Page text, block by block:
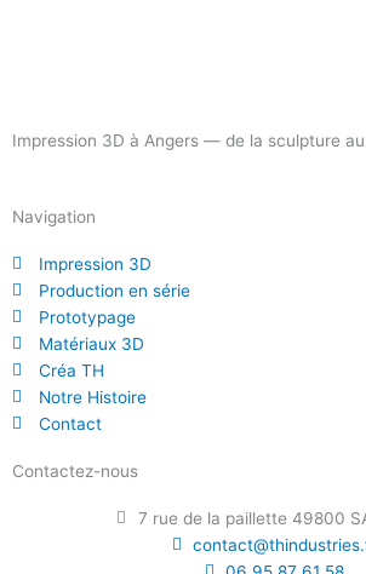
Impression 3D à Angers — de la sculpture au
Navigation
Impression 3D
Production en série
Prototypage
Matériaux 3D
Créa TH
Notre Histoire
Contact
Contactez-nous
7 rue de la paillette 49800